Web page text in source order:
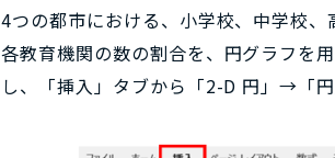
4つの都市における、小学校、中学校
各教育機関の数の割合を、円グラフを
し、「挿入」タブから「2-D 円」→「